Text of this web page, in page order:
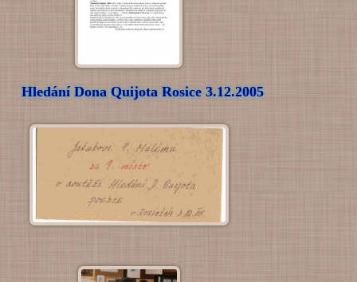
Hledání Dona Quijota Rosice 3.12.2005